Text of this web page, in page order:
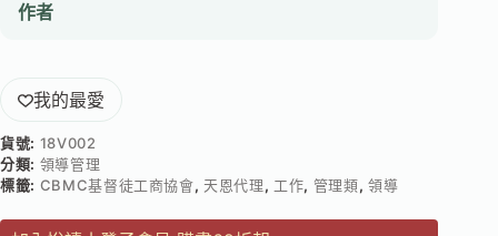
作者
我的最愛
貨號: 18V002
分類: 領導管理
標籤: CBMC基督徒工商協會, 天恩代理, 工作, 管理類, 領導